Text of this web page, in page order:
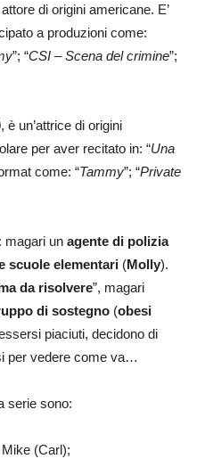
di origini americane. E’
a produzioni come:
”; “CSI – Scena del crimine”;
è un’attrice di origini
per aver recitato in: “Una
come: “Tammy”; “Private
magari un agente di polizia
scuole elementari (Molly).
da risolvere”, magari
di sostegno (obesi
piaciuti, decidono di
per vedere come va…
serie sono:
(Carl);